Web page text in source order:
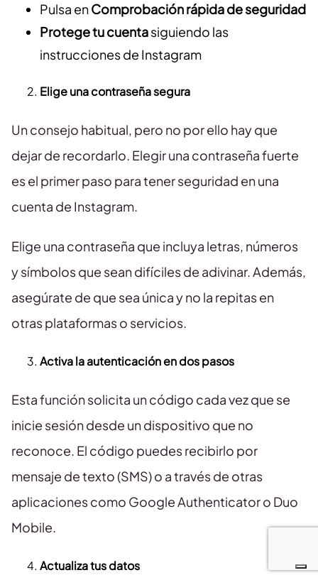
Pulsa enComprobación rápida de seguridad
Protege tu cuentasiguiendo las
instrucciones de Instagram
Elige una contraseña segura
Un consejo habitual, pero no por ello hay que
dejar de recordarlo. Elegir una contraseña fuerte
es el primer paso para tener seguridad en una
cuenta de Instagram.
Elige una contraseña que incluya letras, números
y símbolos que sean difíciles de adivinar. Además,
asegúrate de que sea única y no la repitas en
otras plataformas o servicios.
Activa la autenticación en dos pasos
Esta función solicita un código cada vez que se
inicie sesión desde un dispositivo que no
reconoce. El código puedes recibirlo por
mensaje de texto (SMS) o a través de otras
aplicaciones como Google Authenticator o Duo
Mobile.
Actualiza tus datos